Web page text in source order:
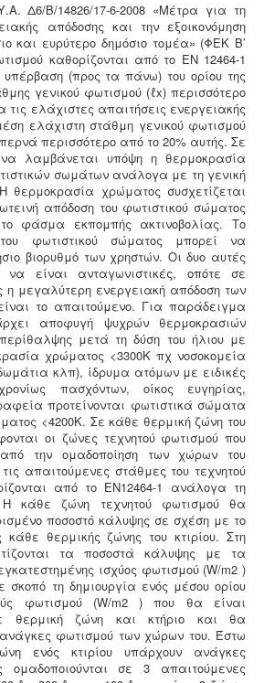
Δ6/Β/14826/17-6-2008 «Μέτρα για τη
απόδοσης και την εξοικονόμηση
και ευρύτερο δημόσιο τομέα» (ΦΕΚ Β’
καθορίζονται από το ΕΝ 12464-1
υπέρβαση (προς τα πάνω) του ορίου της
γενικού φωτισμού (ℓx) περισσότερο
τις ελάχιστες απαιτήσεις ενεργειακής
ελάχιστη στάθμη γενικού φωτισμού
περισσότερο από το 20% αυτής. Σε
λαμβάνεται υπόψη η θερμοκρασία
σωμάτων ανάλογα με τη γενική
θερμοκρασία χρώματος συσχετίζεται
απόδοση του φωτιστικού σώματος
φάσμα εκπομπής ακτινοβολίας. Το
φωτιστικού σώματος μπορεί να
βιορυθμό των χρηστών. Οι δυο αυτές
να είναι ανταγωνιστικές, οπότε σε
η μεγαλύτερη ενεργειακή απόδοση των
το απαιτούμενο. Για παράδειγμα
αποφυγή ψυχρών θερμοκρασιών
μετά τη δύση του ήλιου με
χρώματος <3300Κ πχ νοσοκομεία
κλπ), ίδρυμα ατόμων με ειδικές
πασχόντων, οίκος ευγηρίας,
προτείνονται φωτιστικά σώματα
<4200Κ. Σε κάθε θερμική ζώνη του
οι ζώνες τεχνητού φωτισμού που
από την ομαδοποίηση των χώρων του
απαιτούμενες στάθμες του τεχνητού
από το ΕΝ12464-1 ανάλογα τη
κάθε ζώνη τεχνητού φωτισμού θα
ποσοστό κάλυψης σε σχέση με το
κάθε θερμικής ζώνης του κτιρίου. Στη
τα ποσοστά κάλυψης με τα
ισχύος φωτισμού (W/m2 )
τη δημιουργία ενός μέσου ορίου
φωτισμού (W/m2 ) που θα είναι
θερμική ζώνη και κτήριο και θα
ανάγκες φωτισμού των χώρων του. Έστω
ενός κτιρίου υπάρχουν ανάγκες
ομαδοποιούνται σε 3 απαιτούμενες